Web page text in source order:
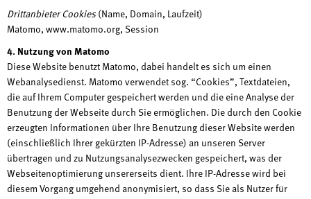
Drittanbieter Cookies(Name, Domain, Laufzeit)
Matomo, www.matomo.org, Session
4. Nutzung von Matomo
Diese Website benutzt Matomo, dabei handelt es sich um einen
Webanalysedienst. Matomo verwendet sog. “Cookies”, Textdateien,
die auf Ihrem Computer gespeichert werden und die eine Analyse der
Benutzung der Webseite durch Sie ermöglichen. Die durch den Cookie
erzeugten Informationen über Ihre Benutzung dieser Website werden
(einschließlich Ihrer gekürzten IP-Adresse) an unseren Server
übertragen und zu Nutzungsanalysezwecken gespeichert, was der
Webseitenoptimierung unsererseits dient. Ihre IP-Adresse wird bei
diesem Vorgang umgehend anonymisiert, so dass Sie als Nutzer für